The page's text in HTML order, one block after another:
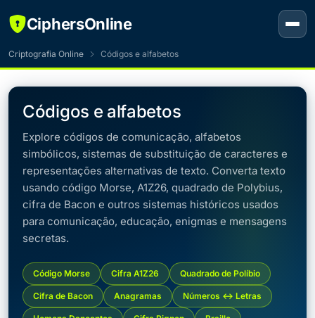
CiphersOnline
Criptografia Online Códigos e alfabetos
Códigos e alfabetos
Explore códigos de comunicação, alfabetos
simbólicos, sistemas de substituição de caracteres e
representações alternativas de texto. Converta texto
usando código Morse, A1Z26, quadrado de Polybius,
cifra de Bacon e outros sistemas históricos usados
para comunicação, educação, enigmas e mensagens
secretas.
Código Morse Cifra A1Z26 Quadrado de Políbio
Cifra de Bacon Anagramas Números ↔ Letras